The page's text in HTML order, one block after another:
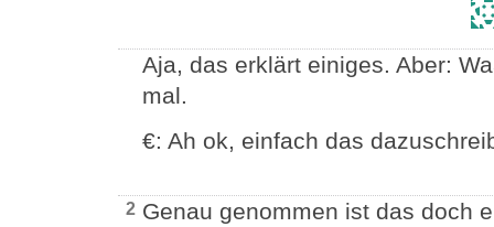
Aja, das erklärt einiges. Aber:
mal.
€: Ah ok, einfach das
2 Genau genommen ist das doch